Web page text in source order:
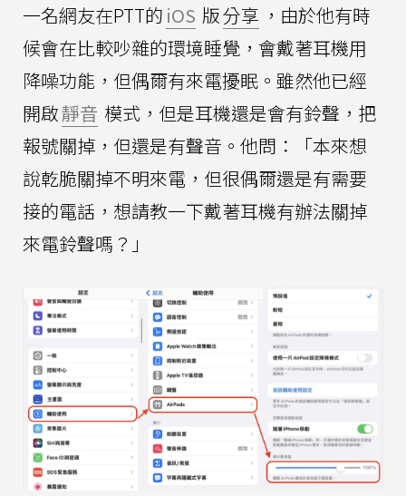
一名網友在PTT的 iOS 版分享 ，由於他有時
候會在比較吵雜的環境睡覺，會戴著耳機用
降噪功能，但偶爾有來電擾眠。雖然他已經
開啟靜音 模式，但是耳機還是會有鈴聲，把
報號關掉，但還是有聲音。他問：「本來想
說乾脆關掉不明來電，但很偶爾還是有需要
接的電話，想請教一下戴著耳機有辦法關掉
來電鈴聲嗎？」